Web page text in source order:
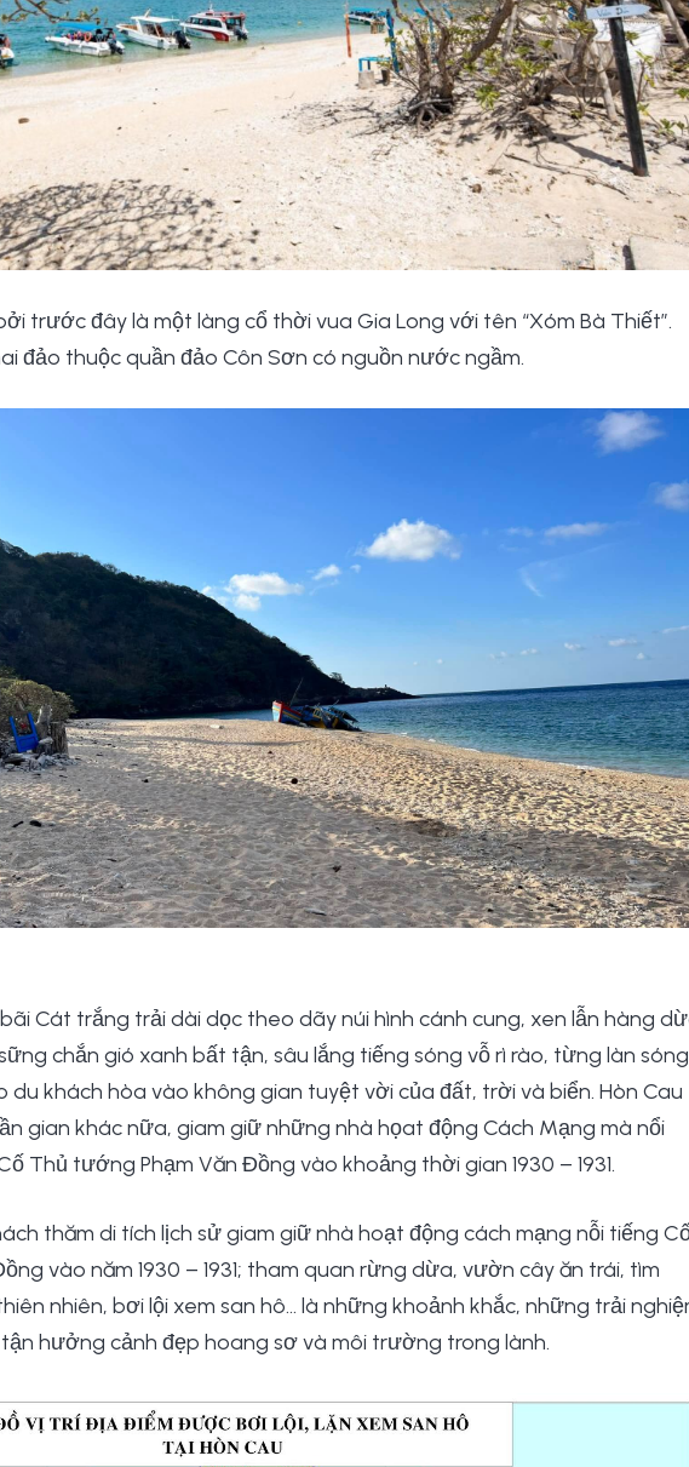
trước đây là một làng cổ thời vua Gia Long với tên “Xóm Bà Thiết”.
đảo thuộc quần đảo Côn Sơn có nguồn nước ngầm.
Cát trắng trải dài dọc theo dãy núi hình cánh cung, xen lẫn hàng
chắn gió xanh bất tận, sâu lắng tiếng sóng vỗ rì rào, từng làn sóng
khách hòa vào không gian tuyệt vời của đất, trời và biển. Hòn Cau
gian khác nữa, giam giữ những nhà họat động Cách Mạng mà nổi
Thủ tướng Phạm Văn Đồng vào khoảng thời gian 1930 – 1931.
thăm di tích lịch sử giam giữ nhà hoạt động cách mạng nỗi tiếng
vào năm 1930 – 1931; tham quan rừng dừa, vườn cây ăn trái, tìm
nhiên, bơi lội xem san hô… là những khoảnh khắc, những trải
hưởng cảnh đẹp hoang sơ và môi trường trong lành.